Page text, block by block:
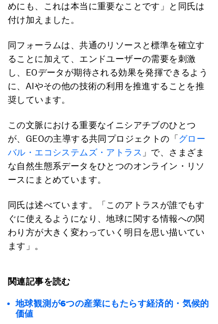
めにも、これは本当に重要なことです」と同氏は
付け加えました。
同フォーラムは、共通のリソースと標準を確立す
ることに加えて、エンドユーザーの需要を刺激
し、EOデータが期待される効果を発揮できるよう
に、AIやその他の技術の利用を推進することを推
奨しています。
この文脈における重要なイニシアチブのひとつ
が、GEOの主導する共同プロジェクトの「グロー
バル・エコシステムズ・アトラス 」で、さまざま
な自然生態系データをひとつのオンライン・リソ
ースにまとめています。
同氏は述べています。「このアトラスが誰でもす
ぐに使えるようになり、地球に関する情報への関
わり方が大きく変わっていく明日を思い描いてい
ます」。
関連記事を読む
地球観測が6つの産業にもたらす経済的・気候的
価値